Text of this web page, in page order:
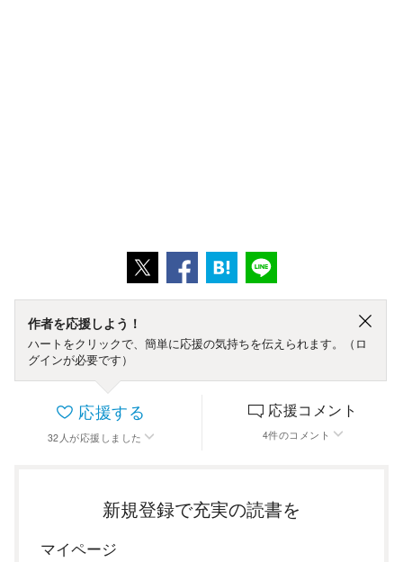
作者を応援しよう！
ハートをクリックで、簡単に応援の気持ちを伝えられます。（ロ
グインが必要です）
応援する
32 人 が応援しました
応援コメント
4件のコメント
新規登録で充実の読書を
マイページ